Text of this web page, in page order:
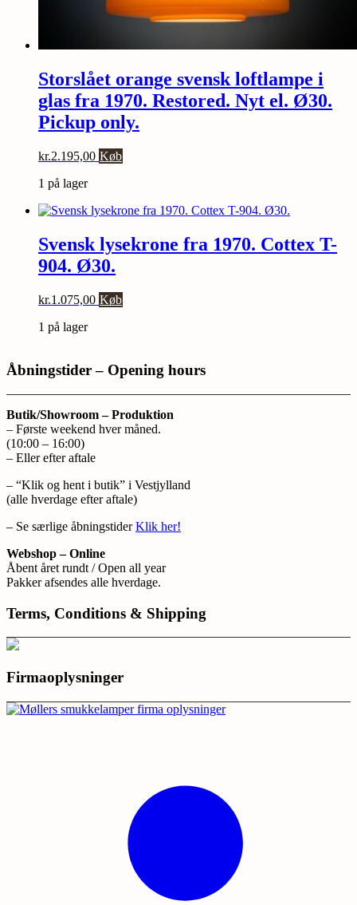
Storslået orange svensk loftlampe i
glas fra 1970. Restored. Nyt el. Ø30.
Pickup only.
kr.2.195,00 Køb
1 på lager
Svensk lysekrone fra 1970. Cottex T-
904. Ø30.
kr.1.075,00 Køb
1 på lager
Åbningstider – Opening hours
Butik/Showroom – Produktion
– Første weekend hver måned.
(10:00 – 16:00)
– Eller efter aftale
– “Klik og hent i butik” i Vestjylland
(alle hverdage efter aftale)
– Se særlige åbningstiderKlik her!
Webshop – Online
Åbent året rundt / Open all year
Pakker afsendes alle hverdage.
Terms, Conditions & Shipping
Firmaoplysninger